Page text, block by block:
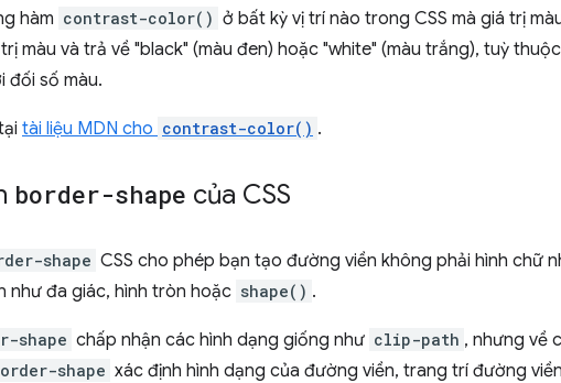
hàm contrast-color() ở bất kỳ vị trí nào trong CSS mà giá trị
màu và trả về "black" (màu đen) hoặc "white" (màu trắng), tuỳ
đối số màu.
tài liệu MDN cho contrast-color() .
border-shape của CSS
shape CSS cho phép bạn tạo đường viền không phải hình chữ
như đa giác, hình tròn hoặc shape() .
shape chấp nhận các hình dạng giống như clip-path , nhưng về
shape xác định hình dạng của đường viền, trang trí đường